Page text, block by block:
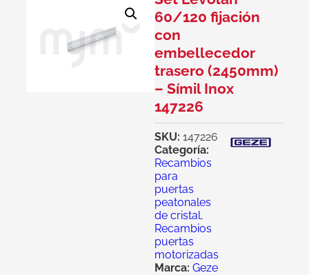
60/120 fijación
con
embellecedor
trasero (2450mm)
– Símil Inox
147226
SKU: 147226
Categoría:
Recambios
para
puertas
peatonales
de cristal,
Recambios
puertas
motorizadas
Marca: Geze